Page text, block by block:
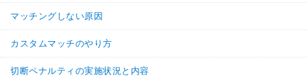
マッチングしない原因
カスタムマッチのやり方
切断ペナルティの実施状況と内容